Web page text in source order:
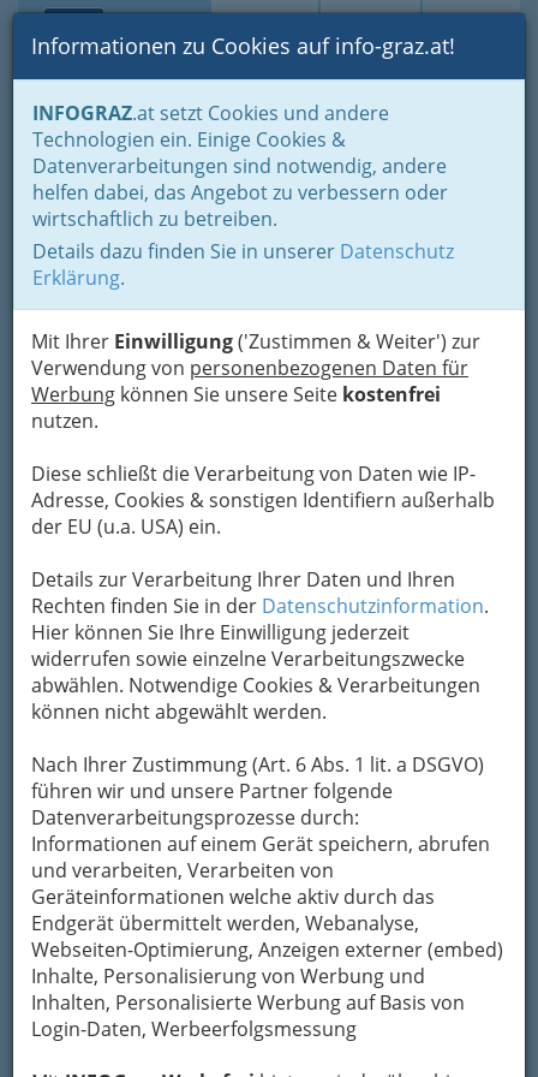
Suche Login Toggle
Informationen zu Cookies auf info-graz.at!
INFOGRAZ.at setzt Cookies und andere
Technologien ein. Einige Cookies &
Datenverarbeitungen sind notwendig, andere
helfen dabei, das Angebot zu verbessern oder
wirtschaftlich zu betreiben.
Details dazu finden Sie in unserer Datenschutz
Erklärung.
Mit Ihrer Einwilligung('Zustimmen & Weiter') zur
Verwendung von personenbezogenen Daten für
Werbung können Sie unsere Seite kostenfrei
nutzen.
Diese schließt die Verarbeitung von Daten wie IP-
Adresse, Cookies & sonstigen Identifiern außerhalb
der EU (u.a. USA) ein.
Details zur Verarbeitung Ihrer Daten und Ihren
Rechten finden Sie in der Datenschutzinformation.
Hier können Sie Ihre Einwilligung jederzeit
widerrufen sowie einzelne Verarbeitungszwecke
abwählen. Notwendige Cookies & Verarbeitungen
können nicht abgewählt werden.
Nach Ihrer Zustimmung (Art. 6 Abs. 1 lit. a DSGVO)
führen wir und unsere Partner folgende
Datenverarbeitungsprozesse durch:
Informationen auf einem Gerät speichern, abrufen
und verarbeiten, Verarbeiten von
Geräteinformationen welche aktiv durch das
Endgerät übermittelt werden, Webanalyse,
Webseiten-Optimierung, Anzeigen externer (embed)
Inhalte, Personalisierung von Werbung und
Inhalten, Personalisierte Werbung auf Basis von
Login-Daten, Werbeerfolgsmessung
Home Fotos Alles, was wir fotografiert haben, chronologisch
Lizenzfreie Fotos, Bilder von
Veranstaltungen & Events?
Eventfotografie Graz -
Fotogalerie gratis drucken
Sollten Sie hier zu keinem Ergebnis kommen:
Suchen Siein allen Bereichen der Foto-Alben
nach Bildernauf INFOGRAZ.at mit Google™-
Technik.
Festival oder Kindertheater. Graz bietet viel
Unterhaltung für jede Altersgruppe und viel
"Stoff" für Eventfotografie. Wir sind
halten für Sie fest wer oder was immer uns vor
die (Kamera)-Linse läuft.
Sie haben eineVeranstaltung versäumt? Dann
klicken Sie sicheinfach durch das Album
Rechts sind sie nach Kategorien getrennt und
auf dieser Seite unten (nach unserer
Existenzgrundlage Werbung) alle vom letzten bis
zum ersten! Nach den einzelnen Alben gibt es
noch mehr Informationen,vor allem zum
Copyright-Thema. Diese können Sie auch direkt
über das „Info-Icon“
rechts oben erreichen.
Wir sind sehr großzügig mit unseren
Fotos. Jeder und jede kann sie gratis
und lizenzfrei erhalten – so, wie sie
online sind.
Damit Sie nicht jedes Bild aus derBildergalerie